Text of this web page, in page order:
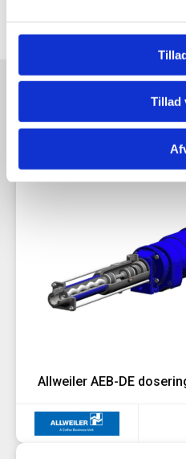
Tillad
Allweiler AEB-DE